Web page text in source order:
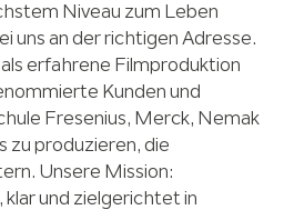
Niveau zum Leben
uns an der richtigen Adresse.
erfahrene Filmproduktion
Kunden und
Fresenius, Merck, Nemak
zu produzieren, die
Unsere Mission:
und zielgerichtet in